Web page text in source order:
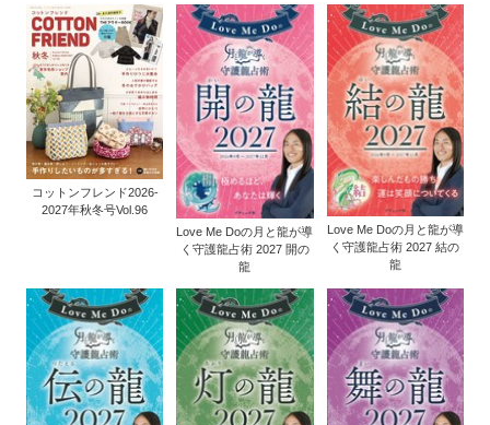
コットンフレンド2026-
2027年秋冬号Vol.96
Love Me Doの月と龍が導
く守護龍占術 2027 開の
龍
Love Me Doの月と龍が導
く守護龍占術 2027 結の
龍